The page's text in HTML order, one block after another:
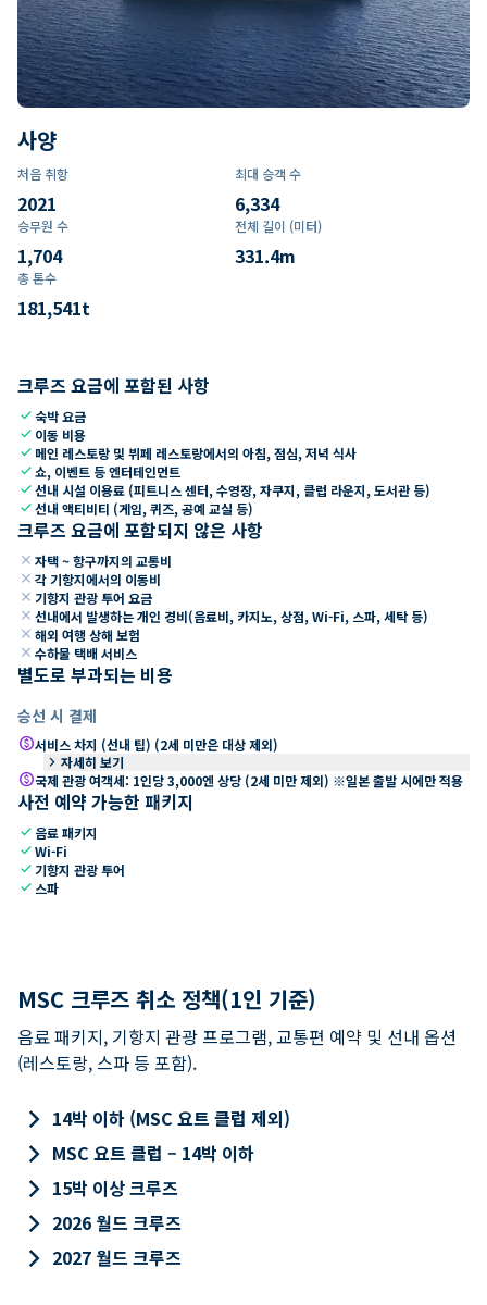
사양
처음 취항
2021
최대 승객 수
6,334
승무원 수
1,704
전체 길이 (미터)
331.4m
총 톤수
181,541t
크루즈 요금에 포함된 사항
check숙박 요금
check 이동 비용
check 메인 레스토랑 및 뷔페 레스토랑에서의 아침, 점심, 저녁 식사
check쇼, 이벤트 등 엔터테인먼트
check선내 시설 이용료 (피트니스 센터, 수영장, 자쿠지, 클럽 라운지, 도서관 등)
check선내 액티비티 (게임, 퀴즈, 공예 교실 등)
크루즈 요금에 포함되지 않은 사항
close 자택 ~ 항구까지의 교통비
close 각 기항지에서의 이동비
close 기항지 관광 투어 요금
close 선내에서 발생하는 개인 경비(음료비, 카지노, 상점, Wi-Fi, 스파, 세탁 등)
close 해외 여행 상해 보험
close 수하물 택배 서비스
별도로 부과되는 비용
승선 시 결제
paid서비스 차지 (선내 팁) (2세 미만은 대상 제외)
keyboard_arrow_right 자세히 보기
paid국제 관광 여객세: 1인당 3,000엔 상당 (2세 미만 제외) ※일본 출발 시에만 적용
사전 예약 가능한 패키지
check 음료 패키지
checkWi-Fi
check 기항지 관광 투어
check 스파
MSC 크루즈 취소 정책(1인 기준)
음료 패키지, 기항지 관광 프로그램, 교통편 예약 및 선내 옵션
(레스토랑, 스파 등 포함).
keyboard_arrow_right 14박 이하 (MSC 요트 클럽 제외)
keyboard_arrow_right MSC 요트 클럽 – 14박 이하
keyboard_arrow_right 15박 이상 크루즈
keyboard_arrow_right 2026 월드 크루즈
keyboard_arrow_right 2027 월드 크루즈